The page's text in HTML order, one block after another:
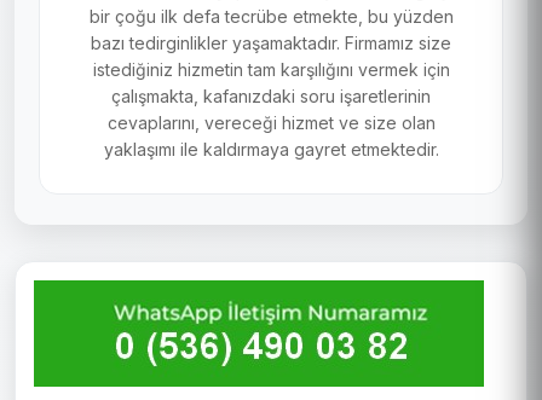
bir çoğu ilk defa tecrübe etmekte, bu yüzden
bazı tedirginlikler yaşamaktadır. Firmamız size
istediğiniz hizmetin tam karşılığını vermek için
çalışmakta, kafanızdaki soru işaretlerinin
cevaplarını, vereceği hizmet ve size olan
yaklaşımı ile kaldırmaya gayret etmektedir.